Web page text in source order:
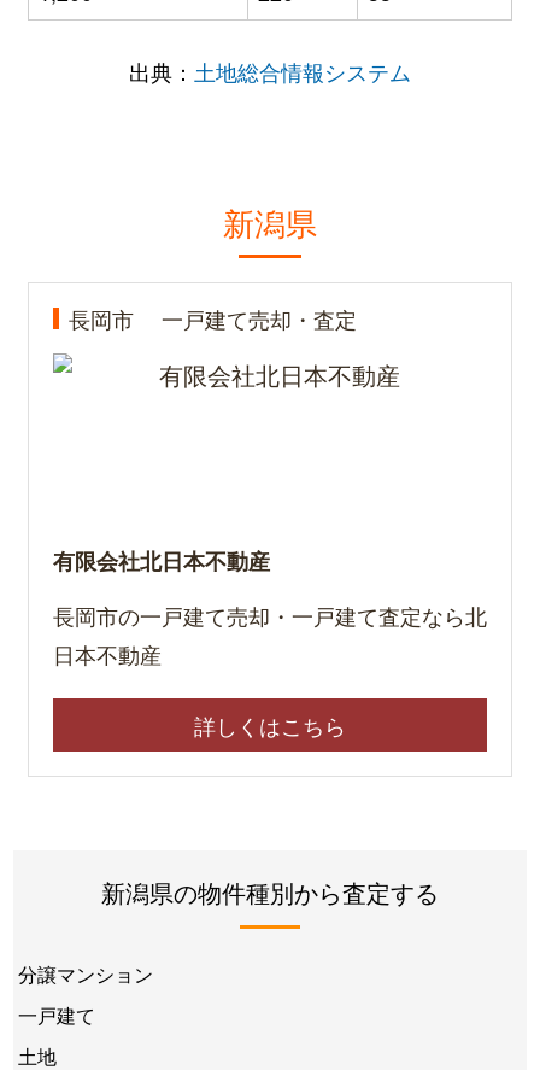
出典： 土地総合情報システム
新潟県
長岡市 一戸建て売却・査定
有限会社北日本不動産
長岡市の一戸建て売却・一戸建て査定なら北
日本不動産
詳しくはこちら
新潟県の物件種別から査定する
分譲マンション
一戸建て
土地